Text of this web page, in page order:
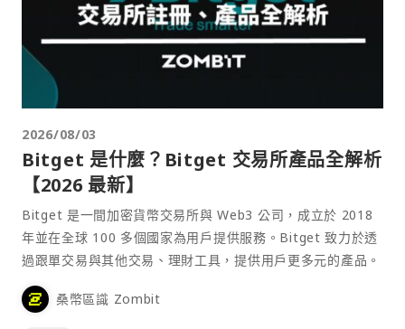
2026/08/03
Bitget 是什麼？Bitget 交易所產品全解析
【2026 最新】
Bitget 是一間加密貨幣交易所與 Web3 公司，成立於 2018
年並在全球 100 多個國家為用戶提供服務。Bitget 致力於透
過跟單交易與其他交易、理財工具，提供用戶更多元的產品。
桑幣區識 Zombit